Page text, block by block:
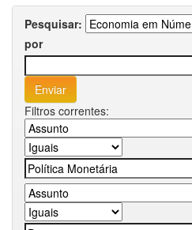
Pesquisar:
por
Filtros correntes: